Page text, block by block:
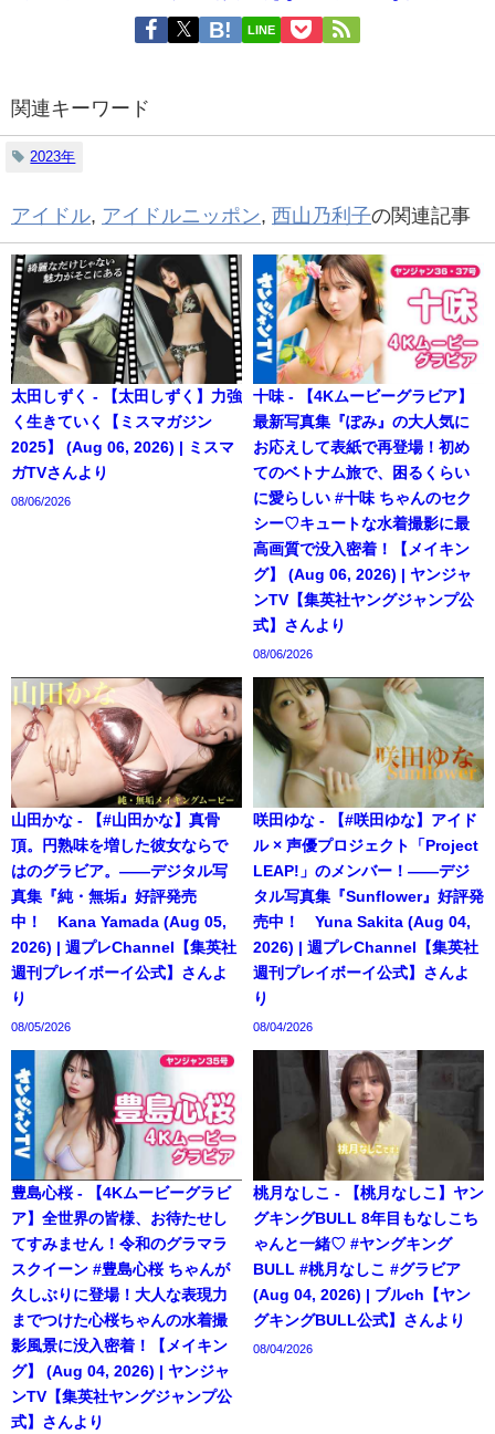
LINE
関連キーワード
2023年
アイドル, アイドルニッポン, 西山乃利子の関連記事
太田しずく - 【太田しずく】力強
く生きていく【ミスマガジン
2025】 (Aug 06, 2026) | ミスマ
ガTVさんより
08/06/2026
十味 - 【4Kムービーグラビア】
最新写真集『ぽみ』の大人気に
お応えして表紙で再登場！初め
てのベトナム旅で、困るくらい
に愛らしい #十味 ちゃんのセク
シー♡キュートな水着撮影に最
高画質で没入密着！【メイキン
グ】 (Aug 06, 2026) | ヤンジャ
ンTV【集英社ヤングジャンプ公
式】さんより
08/06/2026
山田かな - 【#山田かな】真骨
頂。円熟味を増した彼女ならで
はのグラビア。――デジタル写
真集『純・無垢』好評発売
中！ Kana Yamada (Aug 05,
2026) | 週プレChannel【集英社
週刊プレイボーイ公式】さんよ
り
08/05/2026
咲田ゆな - 【#咲田ゆな】アイド
ル × 声優プロジェクト「Project
LEAP!」のメンバー！――デジ
タル写真集『Sunflower』好評発
売中！ Yuna Sakita (Aug 04,
2026) | 週プレChannel【集英社
週刊プレイボーイ公式】さんよ
り
08/04/2026
豊島心桜 - 【4Kムービーグラビ
ア】全世界の皆様、お待たせし
てすみません！令和のグラマラ
スクイーン #豊島心桜 ちゃんが
久しぶりに登場！大人な表現力
までつけた心桜ちゃんの水着撮
影風景に没入密着！【メイキン
グ】 (Aug 04, 2026) | ヤンジャ
ンTV【集英社ヤングジャンプ公
式】さんより
桃月なしこ - 【桃月なしこ】ヤン
グキングBULL 8年目もなしこち
ゃんと一緒♡ #ヤングキング
BULL #桃月なしこ #グラビア
(Aug 04, 2026) | ブルch【ヤン
グキングBULL公式】さんより
08/04/2026